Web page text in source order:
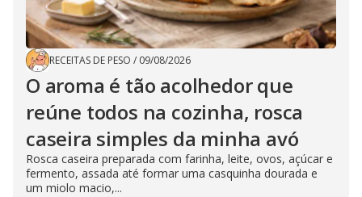
RECEITAS DE PESO / 09/08/2026
O aroma é tão acolhedor que
reúne todos na cozinha, rosca
caseira simples da minha avó
Rosca caseira preparada com farinha, leite, ovos, açúcar e
fermento, assada até formar uma casquinha dourada e
um miolo macio,...